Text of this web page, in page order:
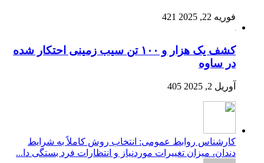
فوریه 22, 2025 421
کشف یک هزار و ۱۰۰ تن سیب زمینی احتکار شده
در ساوه
آوریل 2, 2025 405
کارشناس روابط عمومی: انتخاب روش کاملاً به شرایط
دندان، میزان تغییرات موردنیاز و انتظارات فرد بستگی دا...